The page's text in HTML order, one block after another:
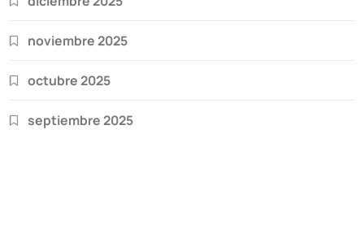
noviembre 2025
octubre 2025
septiembre 2025